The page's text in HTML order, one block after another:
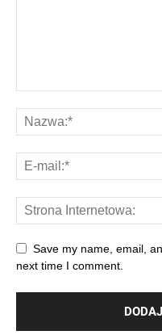
Save my name, email,
next time I comment.